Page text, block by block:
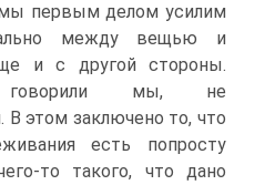
первым делом усилим
между вещью и
и с другой стороны.
говорили мы, не
В этом заключено то, что
есть попросту
то такого, что дано